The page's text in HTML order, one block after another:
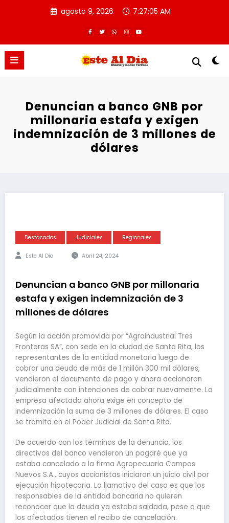
agosto 9, 2026 7:27:05 AM
Denuncian a banco GNB por
millonaria estafa y exigen
indemnización de 3 millones de
dólares
Destacados Judiciales Regionales
Este Al Día Abril 24, 2024
Denuncian a banco GNB por millonaria
estafa y exigen indemnización de 3
millones de dólares
Según la acción promovida por “Agroindustrial Tres
Fronteras SA”, con sede en la ciudad de Santa Rita, los
representantes de la entidad monetaria luego de
cobrar una deuda de más de 1 millón 300 mil dólares,
vendieron el documento de pago y ahora accionaron
judicialmente con intenciones de cobrar nuevamente. La
empresa afectada ahora exige en concepto de
indemnización la suma de 3 millones de dólares. El caso
se tramita en el Poder Judicial de Santa Rita.
De acuerdo con los términos de la denuncia, los
directivos del banco vendieron un pagaré que ya
estaba cancelado a la firma Agropecuaria Campos
Nuevos S.A., cuyos accionistas iniciaron un juicio civil por
ejecución hipotecaria. Lo llamativo del caso es que los
responsables de la entidad bancaria no quieren
reconocer que la deuda ya estaba saldada, pese a que
los afectados tienen el recibo de cancelación.